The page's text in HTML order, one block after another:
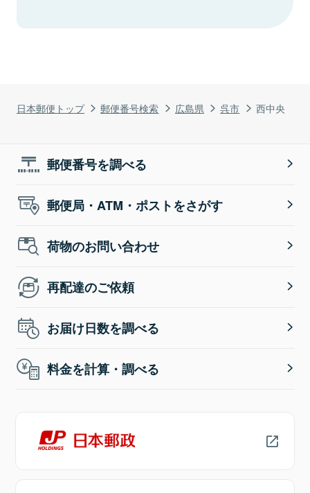
日本郵便トップ 郵便番号検索 広島県 呉市 西中央
郵便番号を調べる
郵便局・ATM・ポストをさがす
荷物のお問い合わせ
再配達のご依頼
お届け日数を調べる
料金を計算・調べる